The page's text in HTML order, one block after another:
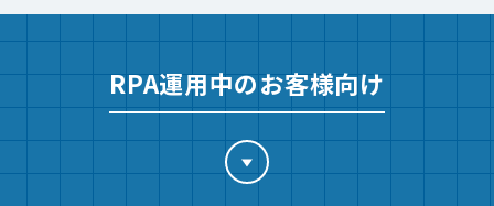
RPA運用中のお客様向け